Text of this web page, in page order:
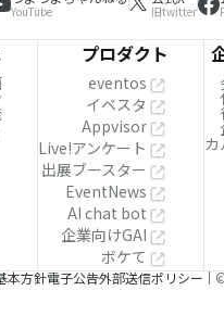
YouTube 旧twitter
プロダクト
eventos
イベスタ
Appvisor
Live!アンケート
出展ブースター
EventNews
AI chat bot
企業向けGAI
ボケて
カ
本方針電子公告外部送信ポリシー